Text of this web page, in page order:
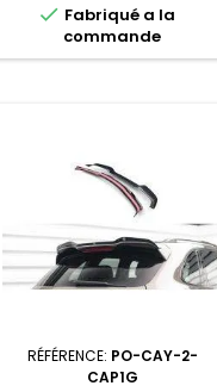
 Fabriqué a la
commande
RÉFÉRENCE: PO-CAY-2-
CAP1G